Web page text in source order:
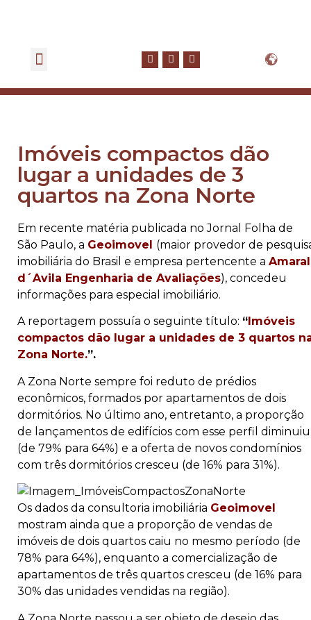
Imóveis compactos dão
lugar a unidades de 3
quartos na Zona Norte
Em recente matéria publicada no Jornal Folha de
São Paulo, a Geoimovel (maior provedor de
imobiliária do Brasil e empresa pertencente a Amaral
d´Avila Engenharia de Avaliações), concedeu
informações para especial imobiliário.
A reportagem possuía o seguinte título: “ Imóveis
compactos dão lugar a unidades de 3 quartos
Zona Norte.”.
A Zona Norte sempre foi reduto de prédios
econômicos, formados por apartamentos de dois
dormitórios. No último ano, entretanto, a proporção
de lançamentos de edifícios com esse perfil diminuiu
(de 79% para 64%) e a oferta de novos condomínios
com três dormitórios cresceu (de 16% para 31%).
Os dados da consultoria imobiliária Geoimovel
mostram ainda que a proporção de vendas de
imóveis de dois quartos caiu no mesmo período (de
78% para 64%), enquanto a comercialização de
apartamentos de três quartos cresceu (de 16% para
30% das unidades vendidas na região).